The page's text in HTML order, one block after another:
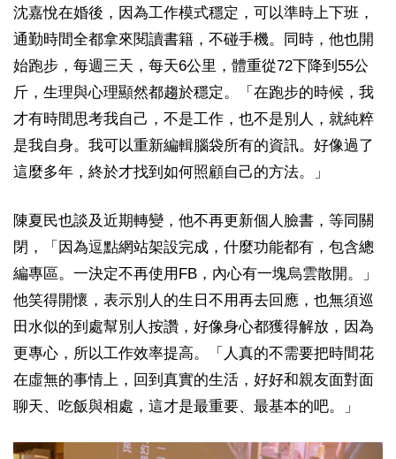
沈嘉悅在婚後，因為工作模式穩定，可以準時上下班，
通勤時間全都拿來閱讀書籍，不碰手機。同時，他也開
始跑步，每週三天，每天6公里，體重從72下降到55公
斤，生理與心理顯然都趨於穩定。「在跑步的時候，我
才有時間思考我自己，不是工作，也不是別人，就純粹
是我自身。我可以重新編輯腦袋所有的資訊。好像過了
這麼多年，終於才找到如何照顧自己的方法。」
陳夏民也談及近期轉變，他不再更新個人臉書，等同關
閉，「因為逗點網站架設完成，什麼功能都有，包含總
編專區。一決定不再使用FB，內心有一塊烏雲散開。」
他笑得開懷，表示別人的生日不用再去回應，也無須巡
田水似的到處幫別人按讚，好像身心都獲得解放，因為
更專心，所以工作效率提高。「人真的不需要把時間花
在虛無的事情上，回到真實的生活，好好和親友面對面
聊天、吃飯與相處，這才是最重要、最基本的吧。」